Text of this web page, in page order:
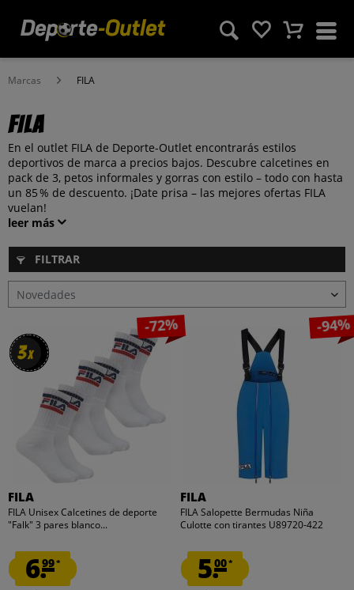
Marcas FILA
FILA
En el outlet FILA de Deporte-Outlet encontrarás estilos
deportivos de marca a precios bajos. Descubre calcetines en
pack de 3, petos informales y gorras con estilo – todo con hasta
un 85 % de descuento. ¡Date prisa – las mejores ofertas FILA
vuelan!
leer más
FILTRAR
3x
3x
-72%
FILA
FILA Unisex Calcetines de deporte
"Falk" 3 pares blanco...
6.99*
-94%
FILA
FILA Salopette Bermudas Niña
Culotte con tirantes U89720-422
5.00*